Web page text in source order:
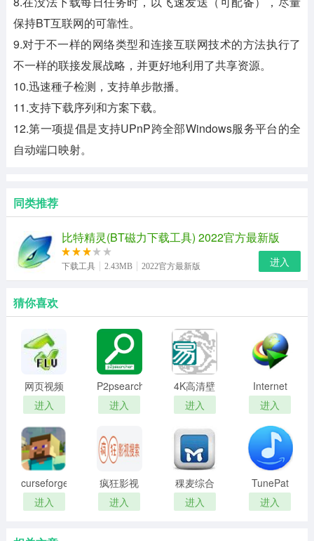
保持BT互联网的可靠性。
9.对于不一样的网络类型和连接互联网技术的方法执行了
不一样的联接发展战略，并更好地利用了共享资源。
10.迅速種子检测，支持单步散播。
11.支持下载序列和方案下载。
12.第一项提倡是支持UPnP跨全部Windows服务平台的全
自动端口映射。
同类推荐
比特精灵(BT磁力下载工具) 2022官方最新版
下载工具 2.43MB 2022官方最新版 进入
猜你喜欢
网页视频
解析下载
工具
进入
P2psearcher
纯净版
进入
4K高清壁
纸下载采
集器
进入
Internet
Download
Manager(IDM
下载器)
进入
curseforge
下载器
进入
疯狂影视
搜索
进入
稞麦综合
视频站下
载器
进入
TunePat
Amazon
Music
进入